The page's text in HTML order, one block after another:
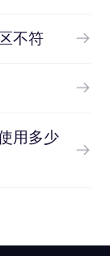
不符
用多少